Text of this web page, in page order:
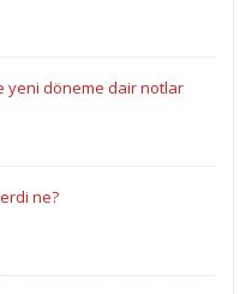
yeni döneme dair notlar
ne?